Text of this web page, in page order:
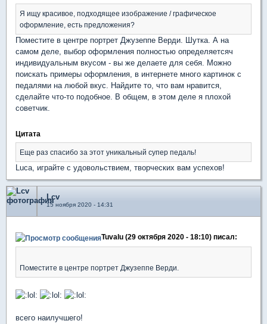
Я ищу красивое, подходящее изображение / графическое
оформление, есть предложения?
Поместите в центре портрет Джузеппе Верди. Шутка. А на
самом деле, выбор оформления полностью определяетсяч
индивидуальным вкусом - вы же делаете для себя. Можно
поискать примеры оформления, в интернете много картинок с
педалями на любой вкус. Найдите то, что вам нравится,
сделайте что-то подобное. В общем, в этом деле я плохой
советчик.
Цитата
Еще раз спасибо за этот уникальный супер педаль!
Luca, играйте с удовольствием, творческих вам успехов!
Lcv
15 ноября 2020 - 14:31
Tuvalu (29 октября 2020 - 18:10) писал:
Поместите в центре портрет Джузеппе Верди.
всего наилучшего!